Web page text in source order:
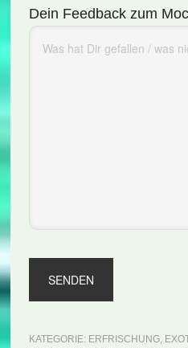
Dein Feedback zum
KATEGORIE: ERFRISCHUNG,